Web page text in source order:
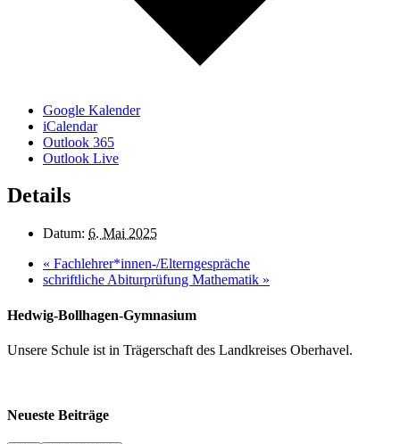
Google Kalender
iCalendar
Outlook 365
Outlook Live
Details
Datum: 6. Mai 2025
« Fachlehrer*innen-/Elterngespräche
schriftliche Abiturprüfung Mathematik »
Hedwig-Bollhagen-Gymnasium
Unsere Schule ist in Trägerschaft des Landkreises Oberhavel.
Neueste Beiträge